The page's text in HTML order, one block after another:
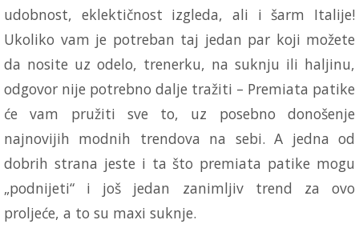
udobnost, eklektičnost izgleda, ali i šarm Italije!
Ukoliko vam je potreban taj jedan par koji možete
da nosite uz odelo, trenerku, na suknju ili haljinu,
odgovor nije potrebno dalje tražiti – Premiata patike
će vam pružiti sve to, uz posebno donošenje
najnovijih modnih trendova na sebi. A jedna od
dobrih strana jeste i ta što premiata patike mogu
„podnijeti“ i još jedan zanimljiv trend za ovo
proljeće, a to su maxi suknje.